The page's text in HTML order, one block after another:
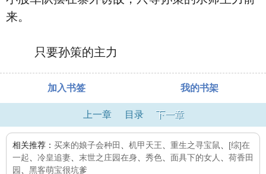
来。
只要孙策的主力
加入书签 我的书架
上一章 目录 下一章
相关推荐： 买来的娘子会种田 机甲天王 重生之寻宝鼠
[综]在
一起
冷皇追妻 末世之庄园在身 秀色 面具下的女人
荷香田
园
黑客萌宝很坑爹